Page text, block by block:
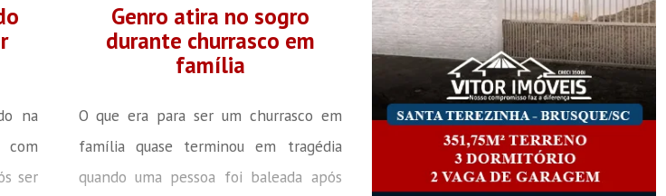
na
ser
Genro atira no sogro
durante churrasco em
família
O que era para ser um churrasco em
família quase terminou em tragédia
quando uma pessoa foi baleada após